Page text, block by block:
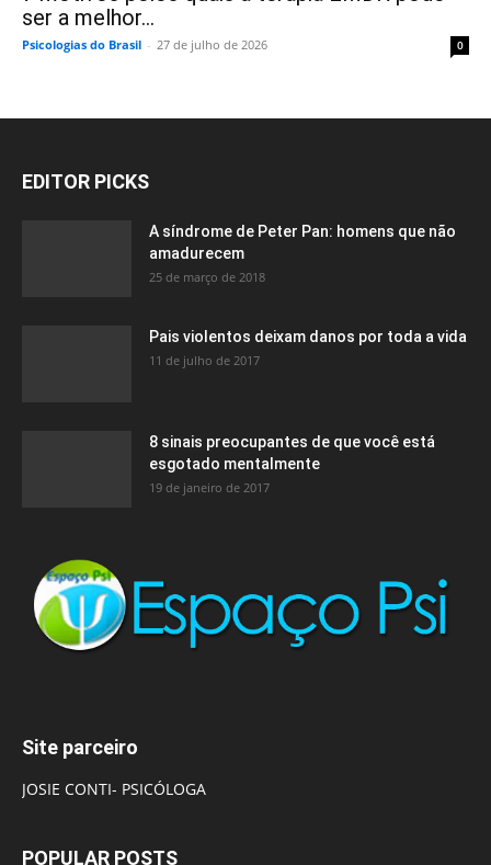
ser a melhor...
Psicologias do Brasil - 27 de julho de 2026 0
EDITOR PICKS
A síndrome de Peter Pan: homens que não
amadurecem
25 de março de 2018
Pais violentos deixam danos por toda a vida
11 de julho de 2017
8 sinais preocupantes de que você está
esgotado mentalmente
19 de janeiro de 2017
Site parceiro
JOSIE CONTI- PSICÓLOGA
POPULAR POSTS